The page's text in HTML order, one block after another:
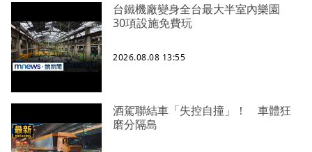
台鐵機廠變身全台最大半室內樂園
30項設施免費玩
2026.08.08 13:55
酒駕聯結車「失控自撞」！ 車體狂
磨分隔島